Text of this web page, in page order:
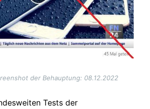
der Behauptung: 08.12.2022
Tests der